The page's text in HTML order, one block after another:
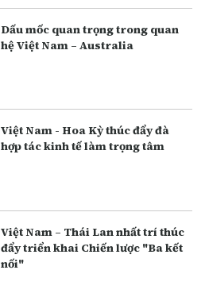
Dấu mốc quan trọng trong quan
hệ Việt Nam – Australia
Việt Nam - Hoa Kỳ thúc đẩy đà
hợp tác kinh tế làm trọng tâm
Việt Nam – Thái Lan nhất trí thúc
đẩy triển khai Chiến lược "Ba kết
nối"